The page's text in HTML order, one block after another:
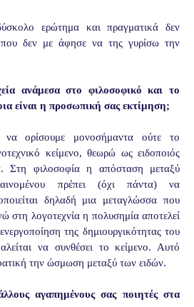
ερώτημα και πραγματικά δεν
δεν με άφησε να της γυρίσω την
ανάμεσα στο φιλοσοφικό και το
είναι η προσωπική σας εκτίμηση;
ορίσουμε μονοσήμαντα ούτε το
κείμενο, θεωρώ ως ειδοποιός
Στη φιλοσοφία η απόσταση μεταξύ
πρέπει (όχι πάντα) να
δηλαδή μια μεταγλώσσα που
στη λογοτεχνία η πολυσημία αποτελεί
της δημιουργικότητας του
να συνθέσει το κείμενο. Αυτό
την ώσμωση μεταξύ των ειδών.
αγαπημένους σας ποιητές στα